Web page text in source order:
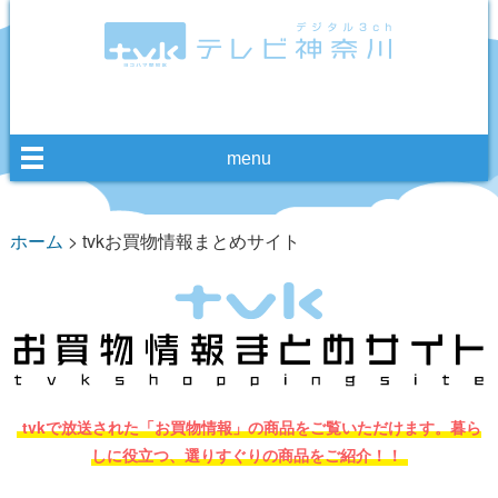
menu
ホーム > tvkお買物情報まとめサイト
tvkで放送された「お買物情報」の商品をご覧いただけます。暮ら
しに役立つ、選りすぐりの商品をご紹介！！